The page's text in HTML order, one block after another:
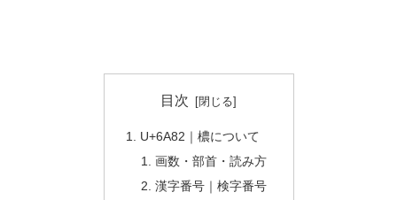
目次
U+6A82｜檂について
画数・部首・読み方
漢字番号｜検字番号